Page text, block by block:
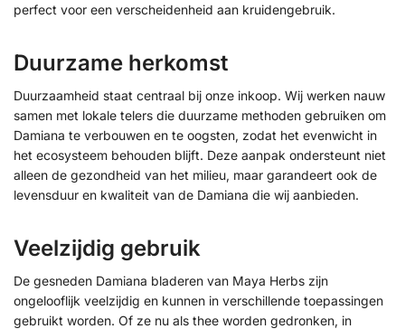
perfect voor een verscheidenheid aan kruidengebruik.
Duurzame herkomst
Duurzaamheid staat centraal bij onze inkoop. Wij werken nauw
samen met lokale telers die duurzame methoden gebruiken om
Damiana te verbouwen en te oogsten, zodat het evenwicht in
het ecosysteem behouden blijft. Deze aanpak ondersteunt niet
alleen de gezondheid van het milieu, maar garandeert ook de
levensduur en kwaliteit van de Damiana die wij aanbieden.
Veelzijdig gebruik
De gesneden Damiana bladeren van Maya Herbs zijn
ongelooflijk veelzijdig en kunnen in verschillende toepassingen
gebruikt worden. Of ze nu als thee worden gedronken, in